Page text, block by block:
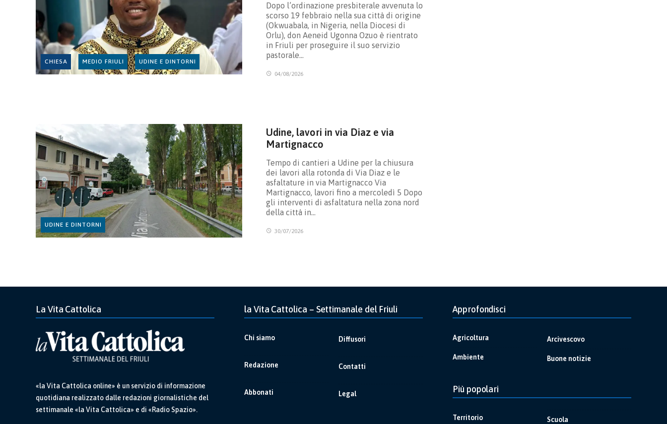
CHIESA MEDIO FRIULI UDINE E DINTORNI
Dopo l’ordinazione presbiterale avvenuta lo
scorso 19 febbraio nella sua città di origine
(Okwuabala, in Nigeria, nella Diocesi di
Orlu), don Aeneid Ugonna Ozuo è rientrato
in Friuli per proseguire il suo servizio
pastorale…
04/08/2026
UDINE E DINTORNI
Udine, lavori in via Diaz e via
Martignacco
Tempo di cantieri a Udine per la chiusura
dei lavori alla rotonda di Via Diaz e le
asfaltature in via Martignacco Via
Martignacco, lavori fino a mercoledì 5 Dopo
gli interventi di asfaltatura nella zona nord
della città in…
30/07/2026
La Vita Cattolica
«la Vita Cattolica online» è un servizio di informazione
quotidiana realizzato dalle redazioni giornalistiche del
settimanale «la Vita Cattolica» e di «Radio Spazio».
la Vita Cattolica – Settimanale del Friuli
Chi siamo
Redazione
Abbonati
Diffusori
Contatti
Legal
Approfondisci
Agricoltura
Ambiente
Arcivescovo
Buone notizie
Più popolari
Territorio Scuola